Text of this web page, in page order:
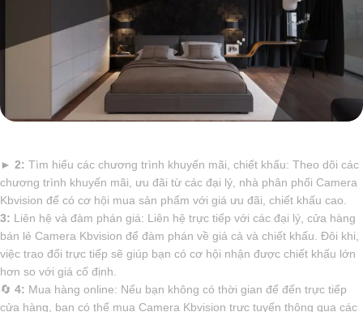
► 2: Tìm hiểu các chương trình khuyến mãi, chiết khấu: Theo dõi các
chương trình khuyến mãi, ưu đãi từ các đại lý, nhà phân phối Camera
Kbvision để có cơ hội mua sản phẩm với giá ưu đãi, chiết khấu cao.
3: Liên hệ và đàm phán giá: Liên hệ trực tiếp với các đại lý, cửa hàng
bán lẻ Camera Kbvision để đàm phán về giá cả và chiết khấu. Đôi khi,
việc trao đổi trực tiếp sẽ giúp bạn có cơ hội nhận được chiết khấu lớn
hơn so với giá cố định.
🔄 4: Mua hàng online: Nếu bạn không có thời gian để đến trực tiếp
cửa hàng, bạn có thể mua Camera Kbvision trực tuyến thông qua các